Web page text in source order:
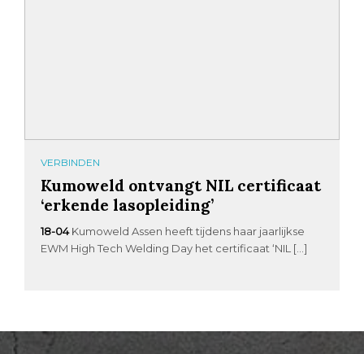
VERBINDEN
Kumoweld ontvangt NIL certificaat
‘erkende lasopleiding’
18-04 Kumoweld Assen heeft tijdens haar jaarlijkse
EWM High Tech Welding Day het certificaat ‘NIL […]